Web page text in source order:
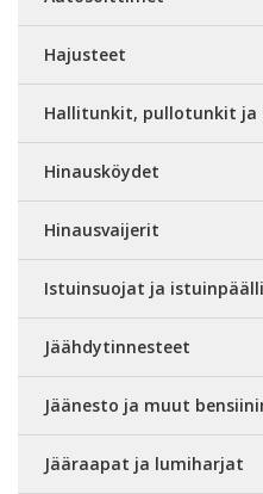
Hajusteet
Hallitunkit, pullotunkit ja
Hinausköydet
Hinausvaijerit
Istuinsuojat ja
Jäähdytinnesteet
Jäänesto ja muut
Jääraapat ja lumiharjat